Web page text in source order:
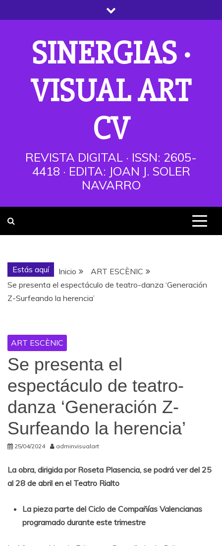
al
SINERGIAS ·
VISUAL ART
CV
REVISTA DIGITAL · ISSN: 2605-
4418 · EDITA: JOAN J. SOLER
NAVARRO
Estás aquí Inicio
ART ESCÈNIC
Se presenta el espectáculo de teatro-danza ‘Generación
Z-Surfeando la herencia’
ART ESCÈNIC
Se presenta el
espectáculo de teatro-
danza ‘Generación Z-
Surfeando la herencia’
25/04/2024 adminvisualart
La obra, dirigida por Roseta Plasencia, se podrá ver del 25
al 28 de abril en el Teatro Rialto
La pieza parte del Ciclo de Compañías Valencianas
programado durante este trimestre